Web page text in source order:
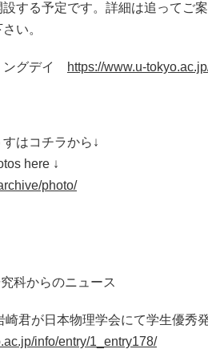
する予定です。詳細は追ってご案
い。
ングデイ https://www.u-
はコチラから↓
here ↓
photo/
科からのニュース
崎君が日本物理学会にて学生優秀
info/entry/1_entry178/